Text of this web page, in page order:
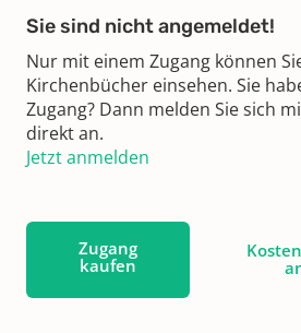
Sie sind nicht angemeldet!
Nur mit einem Zugang können
Kirchenbücher einsehen. Sie
Zugang? Dann melden Sie sich
direkt an.
Jetzt anmelden
Zugang
kaufen